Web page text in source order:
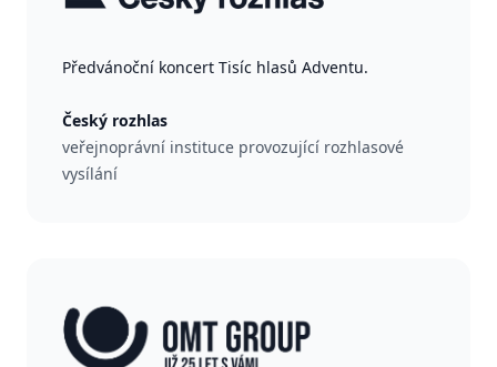
Předvánoční koncert Tisíc hlasů Adventu.
Český rozhlas
veřejnoprávní instituce provozující rozhlasové
vysílání